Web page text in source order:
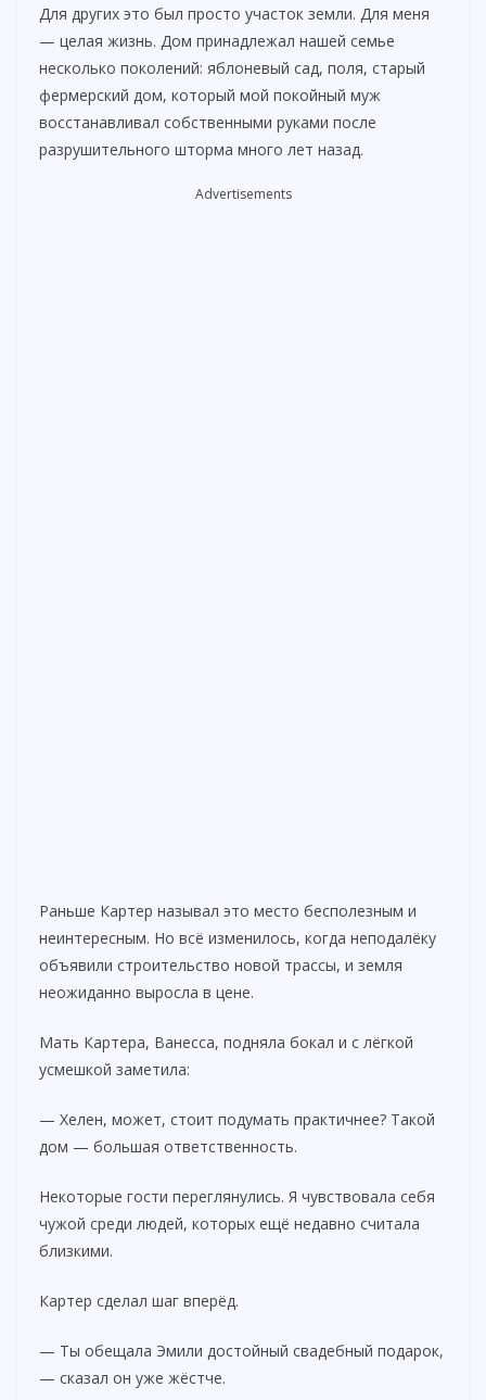
Для других это был просто участок земли. Для меня
— целая жизнь. Дом принадлежал нашей семье
несколько поколений: яблоневый сад, поля, старый
фермерский дом, который мой покойный муж
восстанавливал собственными руками после
разрушительного шторма много лет назад.
Advertisements
Раньше Картер называл это место бесполезным и
неинтересным. Но всё изменилось, когда неподалёку
объявили строительство новой трассы, и земля
неожиданно выросла в цене.
Мать Картера, Ванесса, подняла бокал и с лёгкой
усмешкой заметила:
— Хелен, может, стоит подумать практичнее? Такой
дом — большая ответственность.
Некоторые гости переглянулись. Я чувствовала себя
чужой среди людей, которых ещё недавно считала
близкими.
Картер сделал шаг вперёд.
— Ты обещала Эмили достойный свадебный подарок,
— сказал он уже жёстче.